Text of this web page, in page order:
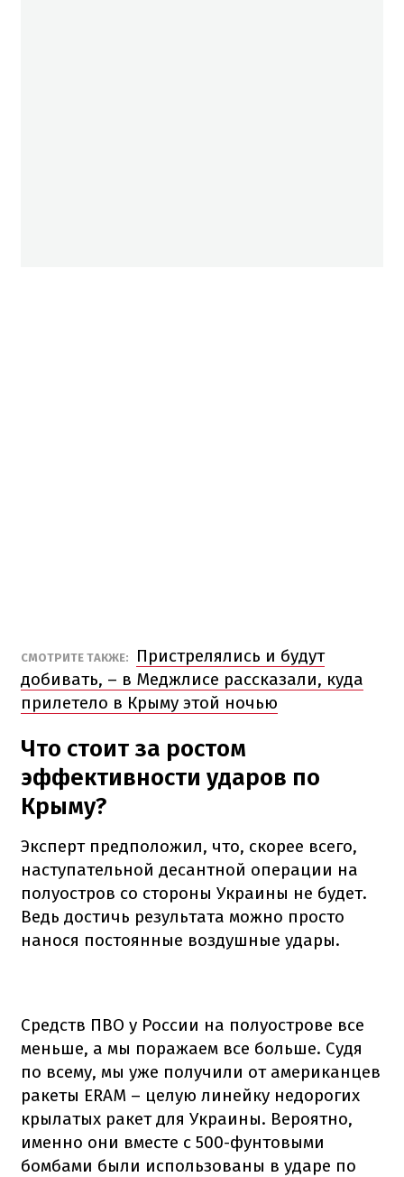
СМОТРИТЕ ТАКЖЕ:
Пристрелялись и будут
добивать, – в Меджлисе рассказали, куда
прилетело в Крыму этой ночью
Что стоит за ростом
эффективности ударов по
Крыму?
Эксперт предположил, что, скорее всего,
наступательной десантной операции на
полуостров со стороны Украины не будет.
Ведь достичь результата можно просто
нанося постоянные воздушные удары.
Средств ПВО у России на полуострове все
меньше, а мы поражаем все больше. Судя
по всему, мы уже получили от американцев
ракеты ERAM – целую линейку недорогих
крылатых ракет для Украины. Вероятно,
именно они вместе с 500-фунтовыми
бомбами были использованы в ударе по